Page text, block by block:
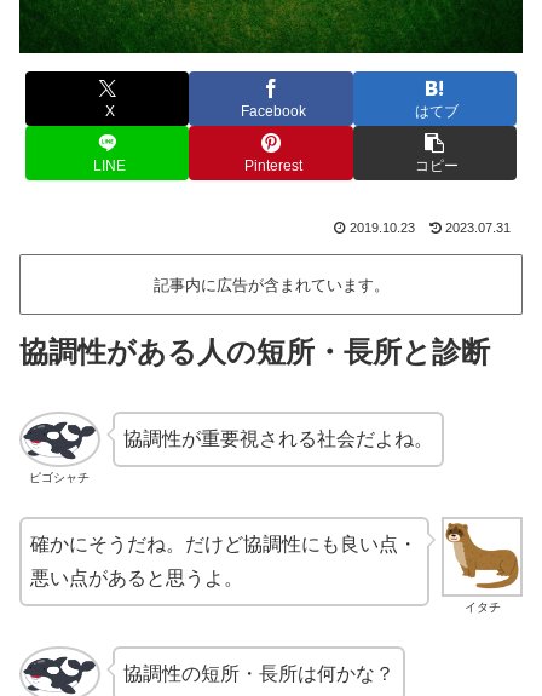
X Facebook はてブ
LINE Pinterest コピー
2019.10.23 2023.07.31
記事内に広告が含まれています。
協調性がある人の短所・長所と診断
ピゴシャチ
協調性が重要視される社会だよね。
イタチ
確かにそうだね。だけど協調性にも良い点・
悪い点があると思うよ。
協調性の短所・長所は何かな？